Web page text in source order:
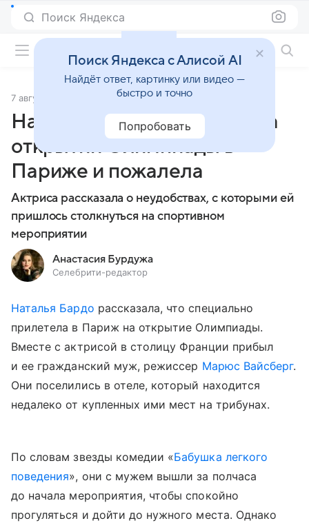
Поиск Яндекса
7 августа 2024 Источник:Кино Mail
Наталья Бардо побывала на
открытии Олимпиады в
Париже и пожалела
Актриса рассказала о неудобствах, с которыми ей
пришлось столкнуться на спортивном
мероприятии
Анастасия Бурдужа
Селебрити-редактор
Наталья Бардо рассказала, что специально
прилетела в Париж на открытие Олимпиады.
Вместе с актрисой в столицу Франции прибыл
и ее гражданский муж, режиссер Марюс Вайсберг.
Они поселились в отеле, который находится
недалеко от купленных ими мест на трибунах.
По словам звезды комедии «Бабушка легкого
поведения», они с мужем вышли за полчаса
до начала мероприятия, чтобы спокойно
прогуляться и дойти до нужного места. Однако
Поиск Яндекса с Алисой AI
Найдёт ответ, картинку или видео —
быстро и точно
Попробовать